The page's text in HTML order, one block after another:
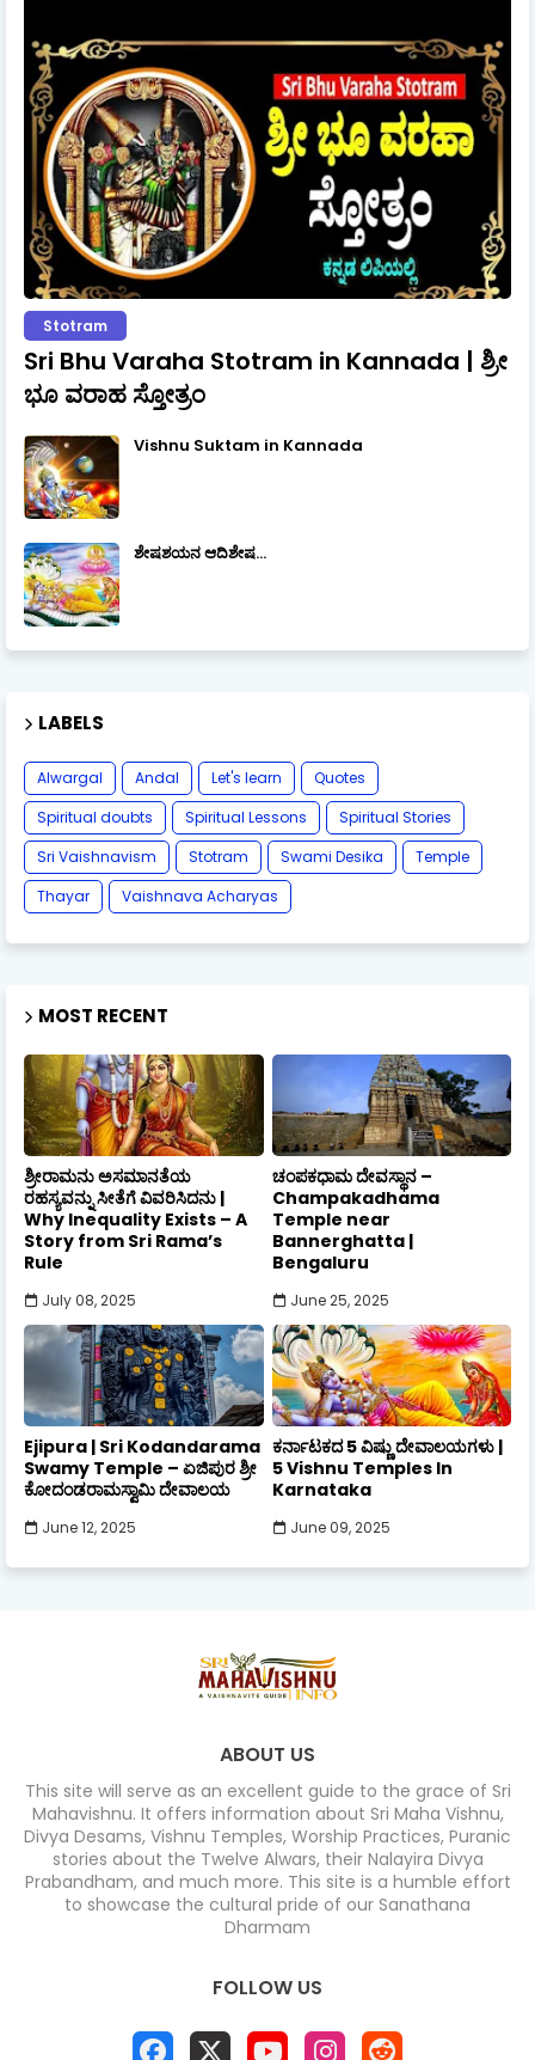
Stotram
Sri Bhu Varaha Stotram in Kannada | ಶ್ರೀ
ಭೂ ವರಾಹ ಸ್ತೋತ್ರಂ
Vishnu Suktam in Kannada
ಶೇಷಶಯನ ಆದಿಶೇಷ...
LABELS
Alwargal Andal Let's learn
Quotes
Spiritual doubts
Spiritual Lessons
Spiritual Stories
Sri Vaishnavism
Stotram Swami Desika
Temple
Thayar
Vaishnava Acharyas
MOST RECENT
ಶ್ರೀರಾಮನು ಅಸಮಾನತೆಯ
ರಹಸ್ಯವನ್ನು ಸೀತೆಗೆ ವಿವರಿಸಿದನು |
Why Inequality Exists – A
Story from Sri Rama’s
Rule
July 08, 2025
ಚಂಪಕಧಾಮ ದೇವಸ್ಥಾನ –
Champakadhama
Temple near
Bannerghatta |
Bengaluru
June 25, 2025
Ejipura | Sri Kodandarama
Swamy Temple – ಏಜಿಪುರ ಶ್ರೀ
ಕೋದಂಡರಾಮಸ್ವಾಮಿ ದೇವಾಲಯ
June 12, 2025
ಕರ್ನಾಟಕದ 5 ವಿಷ್ಣು ದೇವಾಲಯಗಳು |
5 Vishnu Temples In
Karnataka
June 09, 2025
ABOUT US
This site will serve as an excellent guide to the grace of Sri
Mahavishnu. It offers information about Sri Maha Vishnu,
Divya Desams, Vishnu Temples, Worship Practices, Puranic
stories about the Twelve Alwars, their Nalayira Divya
Prabandham, and much more. This site is a humble effort
to showcase the cultural pride of our Sanathana
Dharmam
FOLLOW US